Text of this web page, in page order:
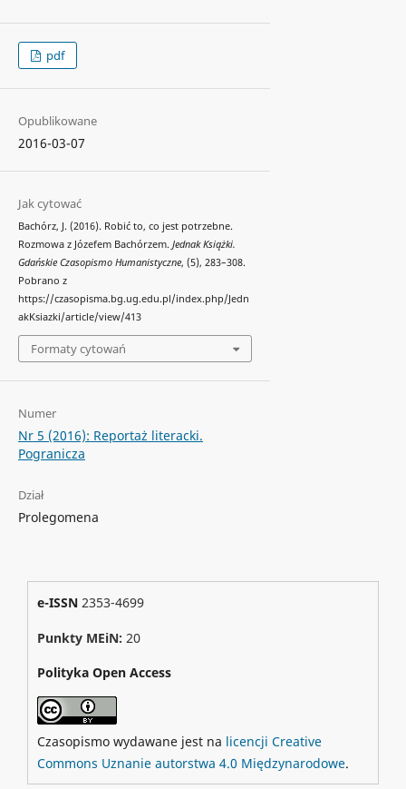
pdf
Opublikowane
2016-03-07
Jak cytować
Bachórz, J. (2016). Robić to, co jest potrzebne.
Rozmowa z Józefem Bachórzem. Jednak Książki.
Gdańskie Czasopismo Humanistyczne, (5), 283–308.
Pobrano z
https://czasopisma.bg.ug.edu.pl/index.php/Jedn
akKsiazki/article/view/413
Formaty cytowań
Numer
Nr 5 (2016): Reportaż literacki.
Pogranicza
Dział
Prolegomena
e-ISSN 2353-4699
Punkty MEiN: 20
Polityka Open Access
Czasopismo wydawane jest na licencji Creative
Commons Uznanie autorstwa 4.0 Międzynarodowe.